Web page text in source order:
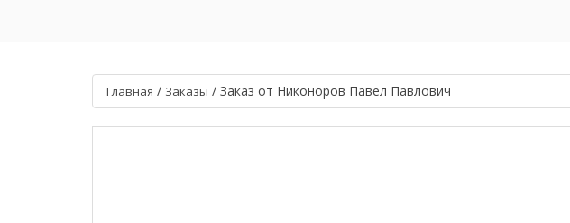
Главная / Заказы / Заказ от Никоноров Павел Павлович